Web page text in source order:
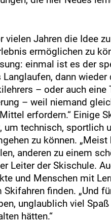
vielen Jahren die Idee
ermöglichen zu
einmal ist es der
dann
– oder auch
– weil niemand
erfordern.“ Einige
um technisch, sportlich
zu können.
anderen zu einem
Leiter der Skischule.
und Menschen mit
Skifahren finden. „Und
unglaublich viel
hätten.“